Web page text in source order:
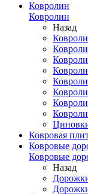
Ковролин
Ковролин
Назад
Ковровая
Ковровые
Ковровые
Назад